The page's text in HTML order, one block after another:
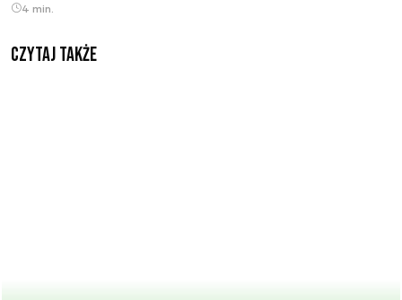
4 min.
Czytaj także